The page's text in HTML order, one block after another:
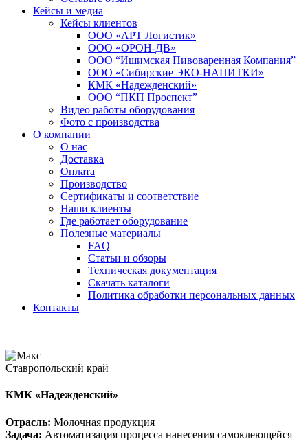
Кейсы и медиа
Кейсы клиентов
ООО «АРТ Логистик»
ООО «ОРОН-ДВ»
ООО “Ишимская Пивоваренная Компания”
ООО «Сибирские ЭКО-НАПИТКИ»
КМК «Надежденский»
ООО “ПКП Проспект”
Видео работы оборудования
Фото с производства
О компании
О нас
Доставка
Оплата
Производство
Сертификаты и соответствие
Наши клиенты
Где работает оборудование
Полезные материалы
FAQ
Статьи и обзоры
Техническая документация
Скачать каталоги
Политика обработки персональных данных
Контакты
Ставропольский край
КМК «Надежденский»
Отрасль: Молочная продукция
Задача: Автоматизация процесса нанесения самоклеющейся